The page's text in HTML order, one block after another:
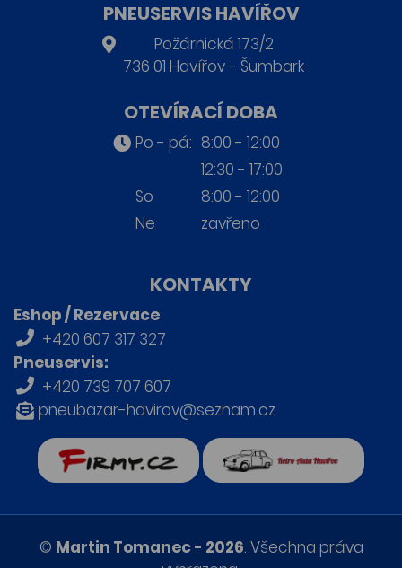
PNEUSERVIS HAVÍŘOV
Požárnická 173/2
736 01 Havířov - Šumbark
OTEVÍRACÍ DOBA
Po - pá: 8:00 - 12:00
12:30 - 17:00
So
8:00 - 12:00
Ne
zavřeno
KONTAKTY
Eshop / Rezervace
+420 607 317 327
Pneuservis:
+420 739 707 607
pneubazar-havirov@seznam.cz
Retro auta Havířov
© Martin Tomanec - 2026. Všechna práva